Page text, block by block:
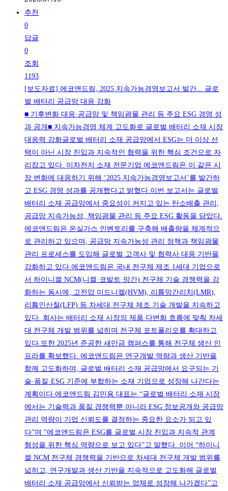
추천
0
답글
0
조회
1193
[보도자료] 에코앤드림, 2025 지속가능경영보고서 발간... 글로
벌 배터리 공급망 대응 강화
■ 기후변화 대응·공급망 및 책임광물 관리 등 주요 ESG 경영 성
과 공개■ 지속가능경영 체계 고도화로 글로벌 배터리 소재 시장
대응력 강화글로벌 배터리 소재 공급망에서 ESG는 더 이상 선
택이 아닌 시장 진입과 지속적인 협력을 위한 핵심 조건으로 자
리잡고 있다. 이차전지 소재 전문기업 에코앤드림은 이 같은 시
장 변화에 대응하기 위해 ‘2025 지속가능경영보고서’를 발간하
고 ESG 경영 성과를 공개했다고 밝혔다.이번 보고서는 글로벌
배터리 소재 공급망에서 중요성이 커지고 있는 탄소배출 관리,
공급망 지속가능성, 책임광물 관리 등 주요 ESG 활동을 담았다.
에코앤드림은 온실가스 인벤토리를 구축해 배출량을 체계적으
로 관리하고 있으며, 공급망 지속가능성 관리 정책과 책임광물
관리 프로세스를 도입해 글로벌 고객사 및 협력사 대응 기반을
강화하고 있다.에코앤드림은 국내 전구체 제조 1세대 기업으로
서 하이니켈 NCM(니켈·코발트·망간) 전구체 기술 경쟁력을 강
화하는 동시에, 고전압 미드니켈(HVM), 리튬망간리치(LMR),
리튬인산철(LFP) 등 차세대 전구체 제조 기술 개발을 지속하고
있다. 회사는 배터리 소재 시장의 제품 다변화 흐름에 맞춰 차세
대 전구체 개발 범위를 넓히며 전구체 포트폴리오를 확대하고
있다.또한 2025년 준공한 새만금 캠퍼스를 통해 전구체 생산 인
프라를 확보했다. 에코앤드림은 연구개발 역량과 생산 기반을
함께 고도화하며, 글로벌 배터리 소재 공급망에서 요구되는 기
술·품질·ESG 기준에 부합하는 소재 기업으로 성장해 나간다는
계획이다.에코앤드림 김민용 대표는 “글로벌 배터리 소재 시장
에서는 기술력과 품질 경쟁력뿐 아니라 ESG 정보공개와 공급망
관리 역량이 기업 신뢰도를 결정하는 중요한 요소가 되고 있
다”며 “에코앤드림은 ESG를 글로벌 시장 진입과 지속적 관계
형성을 위한 핵심 역량으로 보고 있다”고 말했다. 이어 “하이니
켈 NCM 전구체 경쟁력을 기반으로 차세대 전구체 개발 범위를
넓히고, 연구개발과 생산 기반을 지속적으로 고도화해 글로벌
배터리 소재 공급망에서 신뢰받는 업체로 성장해 나가겠다”고